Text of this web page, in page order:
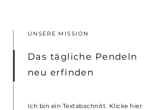
UNSERE MISSION
Das tägliche Pendeln
neu erfinden
Ich bin ein Textabschnitt. Klicke hier